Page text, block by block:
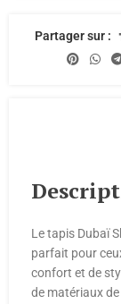
Partager sur :
Le tapis Dubaï
parfait pour
confort et de
de matériaux